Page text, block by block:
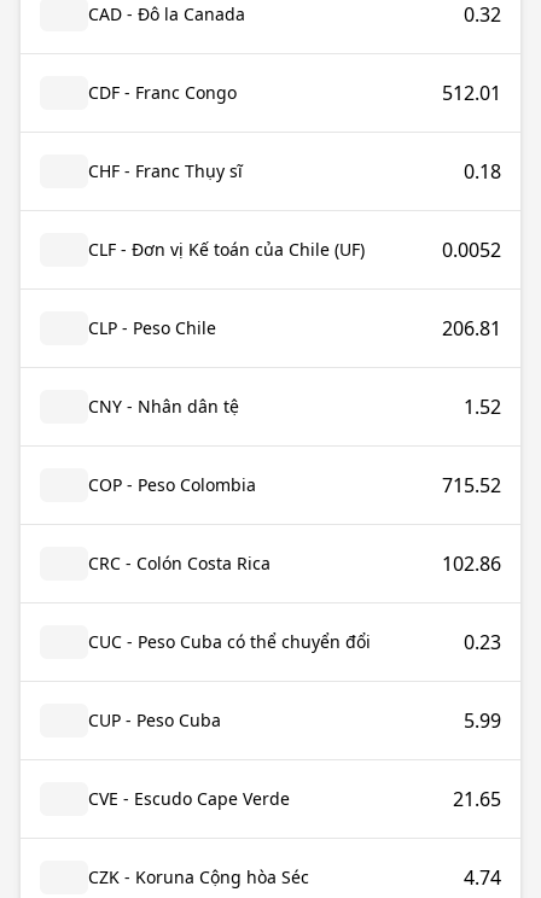
CAD - Đô la Canada 0.32
CDF - Franc Congo 512.01
CHF - Franc Thụy sĩ 0.18
CLF - Đơn vị Kế toán của Chile (UF) 0.0052
CLP - Peso Chile 206.81
CNY - Nhân dân tệ 1.52
COP - Peso Colombia 715.52
CRC - Colón Costa Rica 102.86
CUC - Peso Cuba có thể chuyển đổi 0.23
CUP - Peso Cuba 5.99
CVE - Escudo Cape Verde 21.65
CZK - Koruna Cộng hòa Séc 4.74